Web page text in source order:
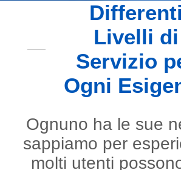
Differenti
Livelli di
Servizio
Ogni
Ognuno ha le sue
sappiamo per
molti utenti